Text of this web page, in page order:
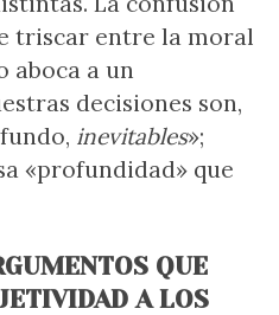
triscar entre la moral
aboca a un
decisiones son,
inevitables»;
«profundidad» que
QUE
A LOS